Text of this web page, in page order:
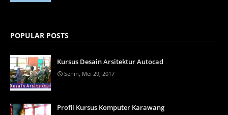
POPULAR POSTS
Kursus Desain Arsitektur Autocad
Senin, Mei 29, 2017
Profil Kursus Komputer Karawang